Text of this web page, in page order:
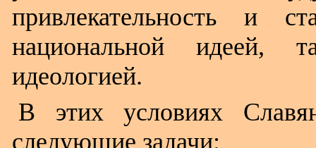
привлекательность и
национальной идеей,
идеологией.
В этих условиях
следующие задачи: